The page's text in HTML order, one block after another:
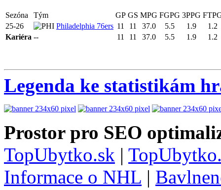
Sezóna Tým GP GS MPG FGPG 3PPG
25-26
Philadelphia 76ers 11 11 37.0 5.5 1.9
1.2
Kariéra -- 11 11 37.0 5.5 1.9 1.2
Legenda ke statistikám
Prostor pro SEO
TopUbytko.sk |
Informace o NHL |